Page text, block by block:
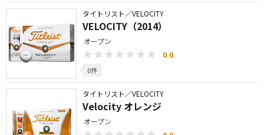
タイトリスト／VELOCITY
VELOCITY（2014）
オープン
0.0
0件
タイトリスト／VELOCITY
Velocity オレンジ
オープン